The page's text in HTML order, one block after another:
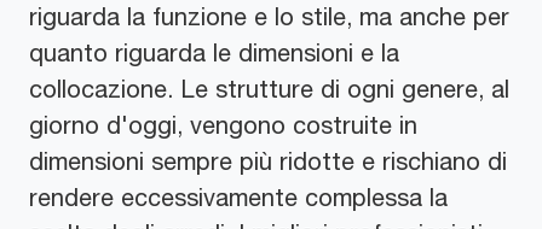
riguarda la funzione e lo stile, ma anche per
quanto riguarda le dimensioni e la
collocazione. Le strutture di ogni genere, al
giorno d'oggi, vengono costruite in
dimensioni sempre più ridotte e rischiano di
rendere eccessivamente complessa la